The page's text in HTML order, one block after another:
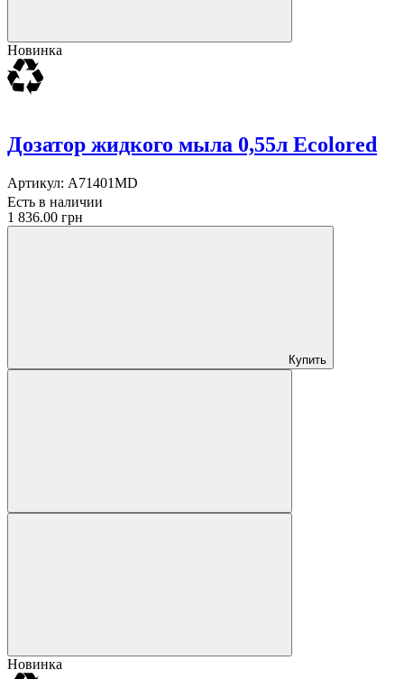
Новинка
Дозатор жидкого мыла 0,55л Ecolored
Артикул: A71401MD
Есть в наличии
1 836.00 грн
Купить
Новинка